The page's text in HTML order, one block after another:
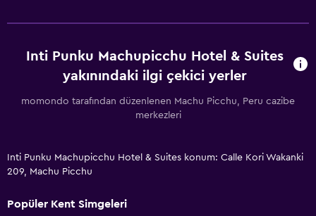
Inti Punku Machupicchu Hotel & Suites
yakınındaki ilgi çekici yerler
momondo tarafından düzenlenen Machu Picchu, Peru cazibe
merkezleri
Inti Punku Machupicchu Hotel & Suites konum: Calle Kori Wakanki
209, Machu Picchu
Popüler Kent Simgeleri